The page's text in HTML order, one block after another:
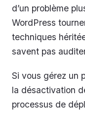
d’un problème
WordPress
techniques
savent pas
Si vous gérez un
la désactivation
processus de